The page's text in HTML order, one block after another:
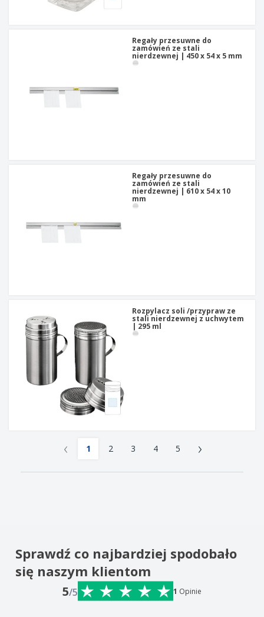
Regały przesuwne do
zamówień ze stali
nierdzewnej | 450 x 54 x 5 mm
Regały przesuwne do
zamówień ze stali
nierdzewnej | 610 x 54 x 10
mm
Rozpylacz soli /przypraw ze
stali nierdzewnej z uchwytem
| 295 ml
‹ 1 2 3 4 5 ›
Sprawdź co najbardziej spodobało
się naszym klientom
5/5 1 Opinie